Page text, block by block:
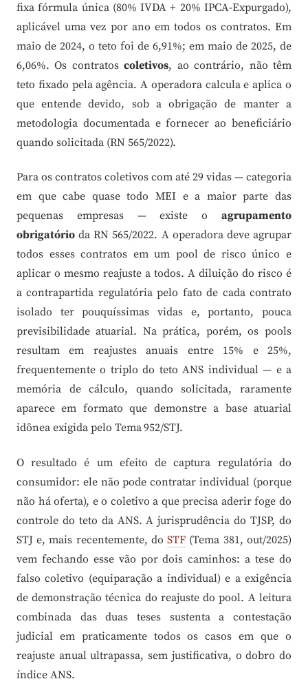
fixa fórmula única (80% IVDA + 20% IPCA-Expurgado),
aplicável uma vez por ano em todos os contratos. Em
maio de 2024, o teto foi de 6,91%; em maio de 2025, de
6,06%. Os contratoscoletivos, ao contrário, não têm
teto fixado pela agência. A operadora calcula e aplica o
que entende devido, sob a obrigação de manter a
metodologia documentada e fornecer ao beneficiário
quando solicitada (RN 565/2022).
Para os contratos coletivos com até 29 vidas — categoria
em que cabe quase todo MEI e a maior parte das
pequenas empresas — existe o agrupamento
obrigatório da RN 565/2022. A operadora deve agrupar
todos esses contratos em um pool de risco único e
aplicar o mesmo reajuste a todos. A diluição do risco é
a contrapartida regulatória pelo fato de cada contrato
isolado ter pouquíssimas vidas e, portanto, pouca
previsibilidade atuarial. Na prática, porém, os pools
resultam em reajustes anuais entre 15% e 25%,
frequentemente o triplo do teto ANS individual — e a
memória de cálculo, quando solicitada, raramente
aparece em formato que demonstre a base atuarial
idônea exigida pelo Tema 952/STJ.
O resultado é um efeito de captura regulatória do
consumidor: ele não pode contratar individual (porque
não há oferta), e o coletivo a que precisa aderir foge do
controle do teto da ANS. A jurisprudência do TJSP, do
STJ e, mais recentemente, doSTF (Tema 381, out/2025)
vem fechando esse vão por dois caminhos: a tese do
falso coletivo (equiparação a individual) e a exigência
de demonstração técnica do reajuste do pool. A leitura
combinada das duas teses sustenta a contestação
judicial em praticamente todos os casos em que o
reajuste anual ultrapassa, sem justificativa, o dobro do
índice ANS.